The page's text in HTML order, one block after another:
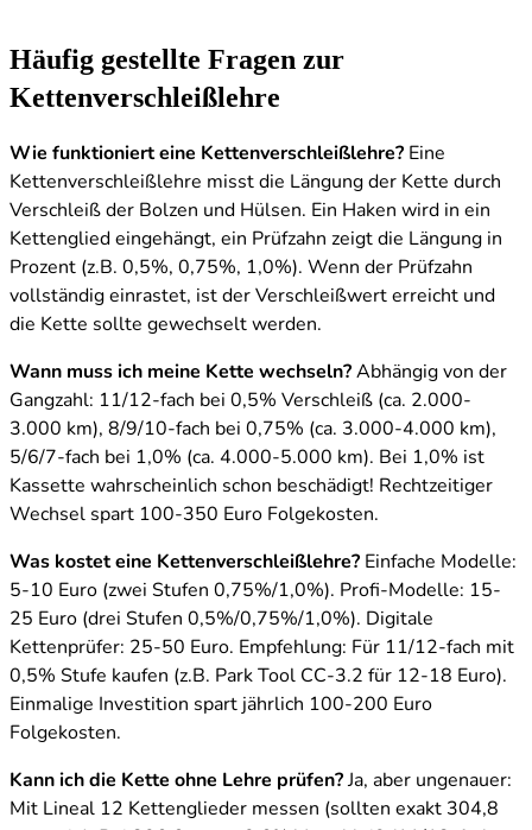
Häufig gestellte Fragen zur
Kettenverschleißlehre
Wie funktioniert eine Kettenverschleißlehre? Eine
Kettenverschleißlehre misst die Längung der Kette durch
Verschleiß der Bolzen und Hülsen. Ein Haken wird in ein
Kettenglied eingehängt, ein Prüfzahn zeigt die Längung in
Prozent (z.B. 0,5%, 0,75%, 1,0%). Wenn der Prüfzahn
vollständig einrastet, ist der Verschleißwert erreicht und
die Kette sollte gewechselt werden.
Wann muss ich meine Kette wechseln? Abhängig von der
Gangzahl: 11/12-fach bei 0,5% Verschleiß (ca. 2.000-
3.000 km), 8/9/10-fach bei 0,75% (ca. 3.000-4.000 km),
5/6/7-fach bei 1,0% (ca. 4.000-5.000 km). Bei 1,0% ist
Kassette wahrscheinlich schon beschädigt! Rechtzeitiger
Wechsel spart 100-350 Euro Folgekosten.
Was kostet eine Kettenverschleißlehre? Einfache Modelle:
5-10 Euro (zwei Stufen 0,75%/1,0%). Profi-Modelle: 15-
25 Euro (drei Stufen 0,5%/0,75%/1,0%). Digitale
Kettenprüfer: 25-50 Euro. Empfehlung: Für 11/12-fach mit
0,5% Stufe kaufen (z.B. Park Tool CC-3.2 für 12-18 Euro).
Einmalige Investition spart jährlich 100-200 Euro
Folgekosten.
Kann ich die Kette ohne Lehre prüfen?Ja, aber ungenauer:
Mit Lineal 12 Kettenglieder messen (sollten exakt 304,8